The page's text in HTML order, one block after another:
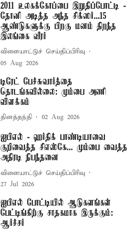
2011 உலகக்கோப்பை இறுதிப்போட்டி -
தோனி அடித்த அந்த சிக்ஸர்...15
ஆண்டுகளுக்கு பிறகு மனம் திறந்த
இலங்கை வீரர்
விளையாட்டுச் செய்திப்பிரிவு
05 Aug 2026
டிரேட் பேச்சுவார்த்தை
தொடங்கவில்லை: மும்பை அணி
விளக்கம்
தினத்தந்தி 02 Aug 2026
ஐபிஎல் - ஹர்திக் பாண்டியாவை
குறிவைத்த சிஎஸ்கே... மும்பை வைத்த
அதிரடி நிபந்தனை
விளையாட்டுச் செய்திப்பிரிவு
27 Jul 2026
ஐபிஎல் போட்டியில் ஆடுகளங்கள்
பேட்டிங்கிற்கு சாதகமாக இருக்கும்:
ஆர்ச்சர்